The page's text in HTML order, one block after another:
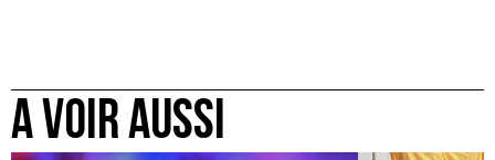
A VOIR AUSSI